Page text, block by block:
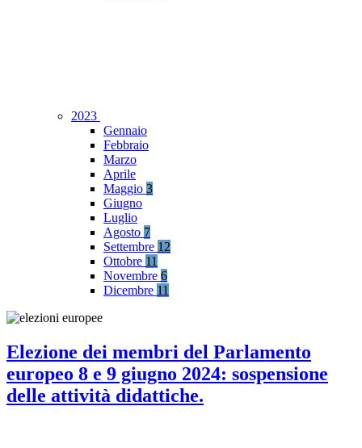
2023
Gennaio
Febbraio
Marzo
Aprile
Maggio 3
Giugno
Luglio
Agosto 7
Settembre 12
Ottobre 11
Novembre 6
Dicembre 11
Elezione dei membri del Parlamento
europeo 8 e 9 giugno 2024: sospensione
delle attività didattiche.